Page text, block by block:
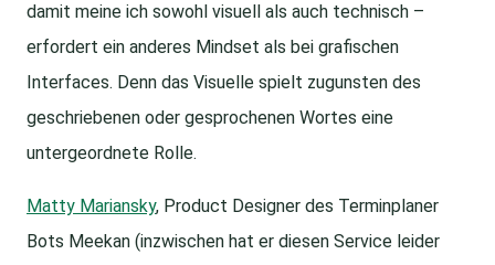
damit meine ich sowohl visuell als auch technisch –
erfordert ein anderes Mindset als bei grafischen
Interfaces. Denn das Visuelle spielt zugunsten des
geschriebenen oder gesprochenen Wortes eine
untergeordnete Rolle.
Matty Mariansky, Product Designer des Terminplaner
Bots Meekan (inzwischen hat er diesen Service leider